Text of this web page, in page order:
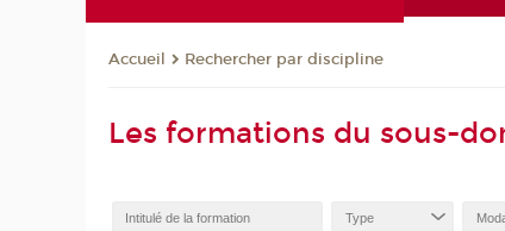
Accueil Rechercher par discipline
Les formations du sous-